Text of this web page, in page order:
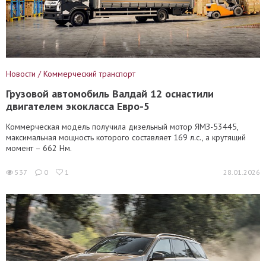
Новости / Коммерческий транспорт
Грузовой автомобиль Валдай 12 оснастили
двигателем экокласса Евро-5
Коммерческая модель получила дизельный мотор ЯМЗ-53445,
максимальная мощность которого составляет 169 л.с., а крутящий
момент – 662 Нм.
537 0 1 28.01.2026